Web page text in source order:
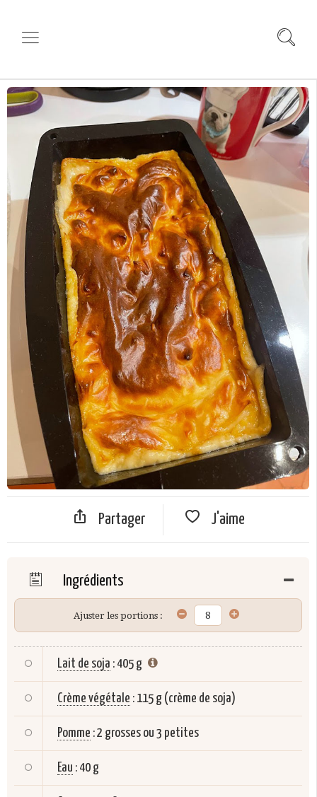
Partager J'aime
Ingrédients
Ajuster les portions :
Lait de soja : 405 g
Crème végétale : 115 g (crème de soja)
Pomme :2 grosses ou 3 petites
Eau : 40 g